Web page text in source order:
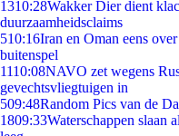
1310:28Wakker Dier dient
duurzaamheidsclaims
510:16Iran en Oman eens
buitenspel
1110:08NAVO zet wegens
gevechtsvliegtuigen in
509:48Random Pics van de
1809:33Waterschappen slaan